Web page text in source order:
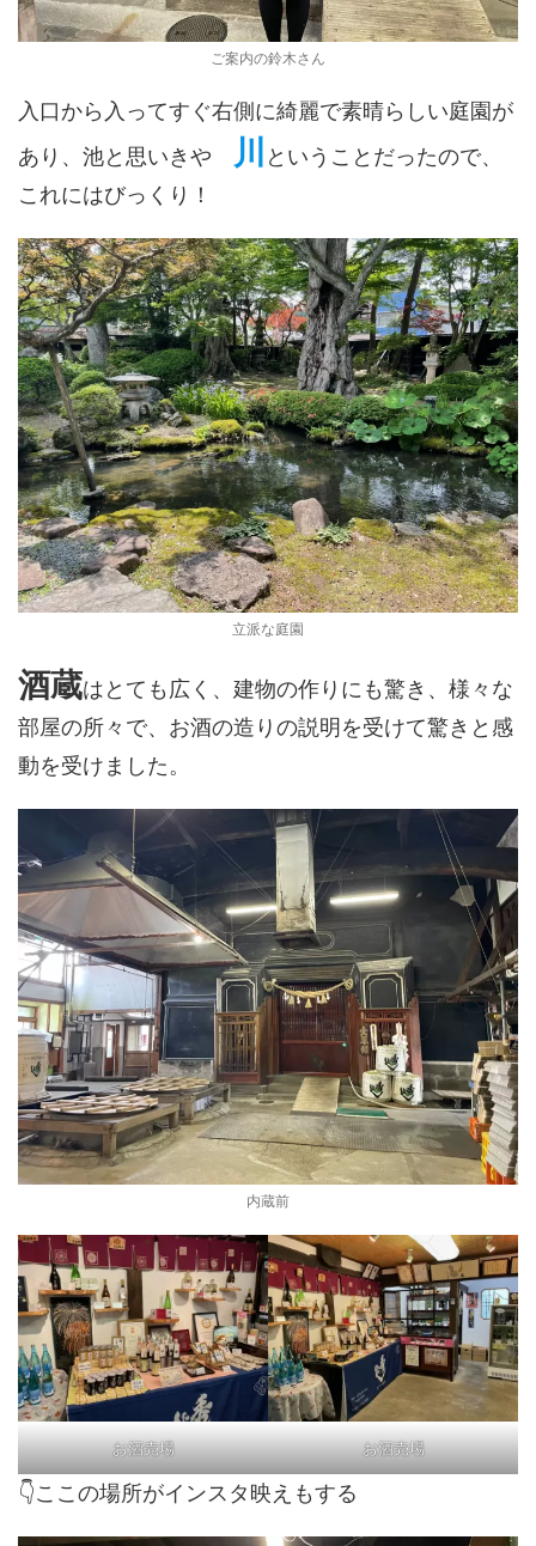
ご案内の鈴木さん
入口から入ってすぐ右側に綺麗で素晴らしい庭園が
あり、池と思いきや
川
ということだったので、
これにはびっくり！
立派な庭園
酒蔵はとても広く、建物の作りにも驚き、様々な
部屋の所々で、お酒の造りの説明を受けて驚きと感
動を受けました。
内蔵前
お酒売場 お酒売場
👇ここの場所がインスタ映えもする